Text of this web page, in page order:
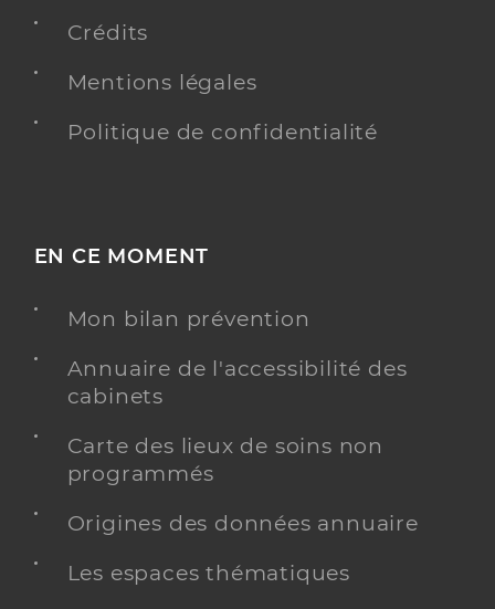
Crédits
Mentions légales
Politique de confidentialité
EN CE MOMENT
Mon bilan prévention
Annuaire de l'accessibilité des
cabinets
Carte des lieux de soins non
programmés
Origines des données annuaire
Les espaces thématiques